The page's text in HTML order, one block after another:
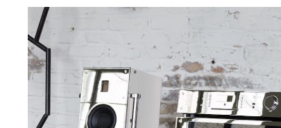
Designové doplňky
Interiéry & prohlídky
Zahrada
Krása
Hodinky &